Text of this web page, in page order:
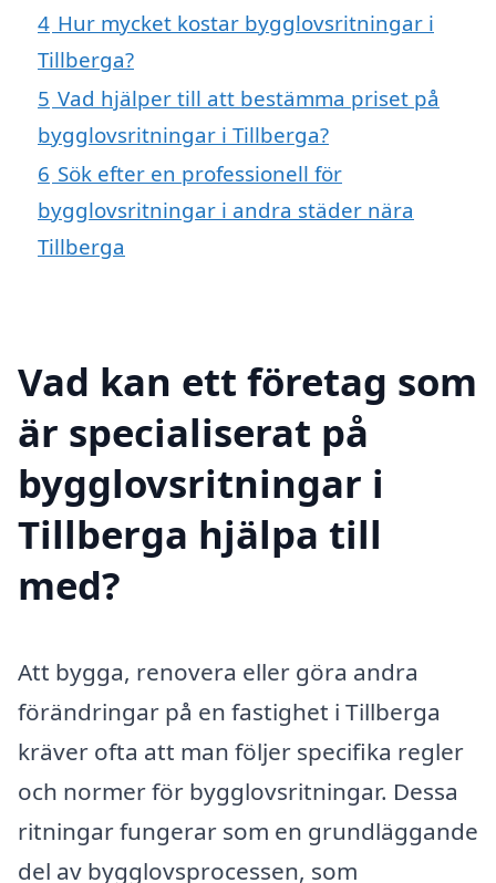
4 Hur mycket kostar bygglovsritningar i
Tillberga?
5 Vad hjälper till att bestämma priset på
bygglovsritningar i Tillberga?
6 Sök efter en professionell för
bygglovsritningar i andra städer nära
Tillberga
Vad kan ett företag som
är specialiserat på
bygglovsritningar i
Tillberga hjälpa till
med?
Att bygga, renovera eller göra andra
förändringar på en fastighet i Tillberga
kräver ofta att man följer specifika regler
och normer för bygglovsritningar. Dessa
ritningar fungerar som en grundläggande
del av bygglovsprocessen, som